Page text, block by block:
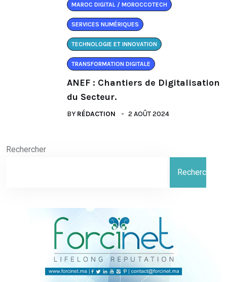
MAROC DIGITAL / MOROCCOTECH
SERVICES NUMÉRIQUES
TECHNOLOGIE ET INNOVATION
TRANSFORMATION DIGITALE
ANEF : Chantiers de Digitalisation
du Secteur.
BY RÉDACTION 2 AOÛT 2024
Rechercher
Rechercher